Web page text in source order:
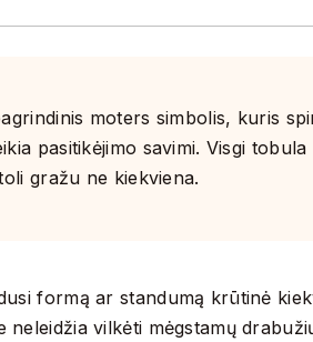
moters simbolis, kuris
pasitikėjimo savimi. Visgi
gražu ne kiekviena.
formą ar standumą krūtinė
neleidžia vilkėti mėgstamų